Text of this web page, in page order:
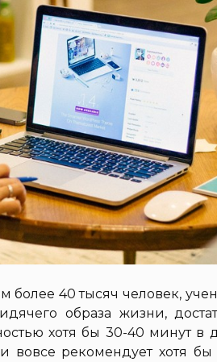
более 40 тысяч человек,
образа жизни,
хотя бы 30-40 минут в
вовсе рекомендует хотя